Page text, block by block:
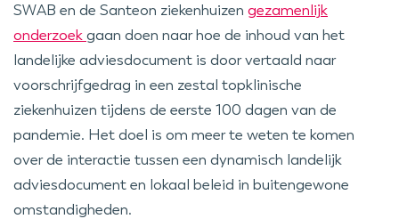
SWAB en de Santeon ziekenhuizen gezamenlijk
onderzoek gaan doen naar hoe de inhoud van het
landelijke adviesdocument is door vertaald naar
voorschrijfgedrag in een zestal topklinische
ziekenhuizen tijdens de eerste 100 dagen van de
pandemie. Het doel is om meer te weten te komen
over de interactie tussen een dynamisch landelijk
adviesdocument en lokaal beleid in buitengewone
omstandigheden.